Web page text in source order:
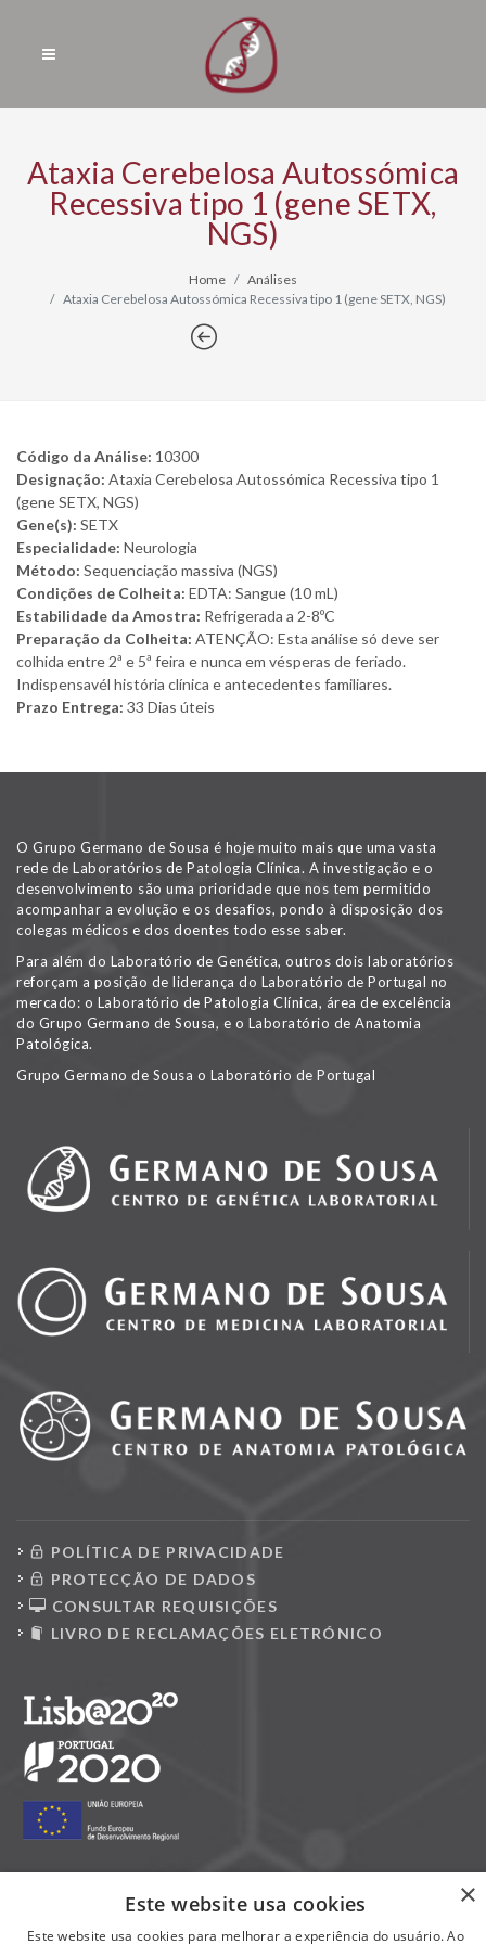
Ataxia Cerebelosa Autossómica
Recessiva tipo 1 (gene SETX,
NGS)
Home
Análises
Ataxia Cerebelosa Autossómica Recessiva tipo 1 (gene SETX, NGS)
Código da Análise: 10300
Designação: Ataxia Cerebelosa Autossómica Recessiva tipo 1
(gene SETX, NGS)
Gene(s): SETX
Especialidade: Neurologia
Método: Sequenciação massiva (NGS)
Condições de Colheita: EDTA: Sangue (10 mL)
Estabilidade da Amostra: Refrigerada a 2-8ºC
Preparação da Colheita: ATENÇÃO: Esta análise só deve ser
colhida entre 2ª e 5ª feira e nunca em vésperas de feriado.
Indispensavél história clínica e antecedentes familiares.
Prazo Entrega: 33 Dias úteis
O Grupo Germano de Sousa é hoje muito mais que uma vasta
rede de Laboratórios de Patologia Clínica. A investigação e o
desenvolvimento são uma prioridade que nos tem permitido
acompanhar a evolução e os desafios, pondo à disposição dos
colegas médicos e dos doentes todo esse saber.
Para além do Laboratório de Genética, outros dois laboratórios
reforçam a posição de liderança do Laboratório de Portugal no
mercado: o Laboratório de Patologia Clínica, área de excelência
do Grupo Germano de Sousa, e o Laboratório de Anatomia
Patológica.
Grupo Germano de Sousa o Laboratório de Portugal
POLÍTICA DE PRIVACIDADE
PROTECÇÃO DE DADOS
CONSULTAR REQUISIÇÕES
LIVRO DE RECLAMAÇÕES ELETRÓNICO
×
Este website usa cookies
Este website usa cookies para melhorar a experiência do usuário. Ao